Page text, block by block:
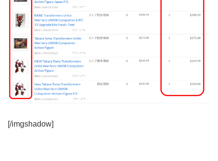
[/imgshadow]